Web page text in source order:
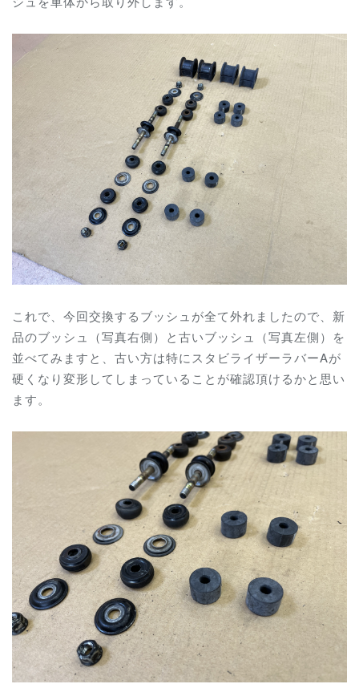
これで、今回交換するブッシュが全て外れましたので、新
品のブッシュ（写真右側）と古いブッシュ（写真左側）を
並べてみますと、古い方は特にスタビライザーラバーAが
硬くなり変形してしまっていることが確認頂けるかと思い
ます。